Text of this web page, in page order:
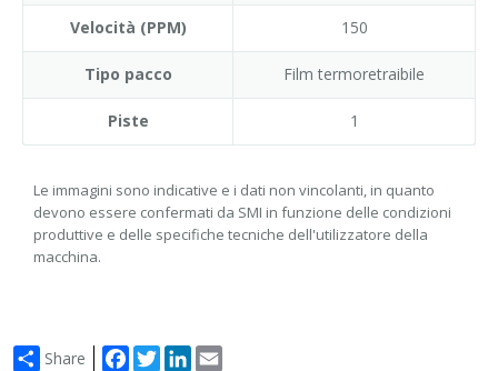
Velocità (PPM) 150
Tipo pacco Film termoretraibile
Piste 1
Le immagini sono indicative e i dati non vincolanti, in quanto
devono essere confermati da SMI in funzione delle condizioni
produttive e delle specifiche tecniche dell'utilizzatore della
macchina.
Share Facebook
TwitterLinkedIn